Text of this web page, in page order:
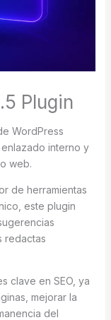
Plugin
WordPress
interno y
web.
de herramientas
este plugin
redactas
clave en SEO, ya
mejorar la
del